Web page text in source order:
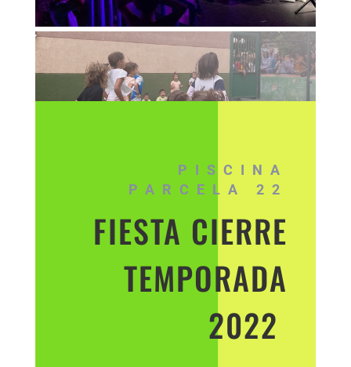
PISCINA
PARCELA 22
FIESTA CIERRE
TEMPORADA
2022